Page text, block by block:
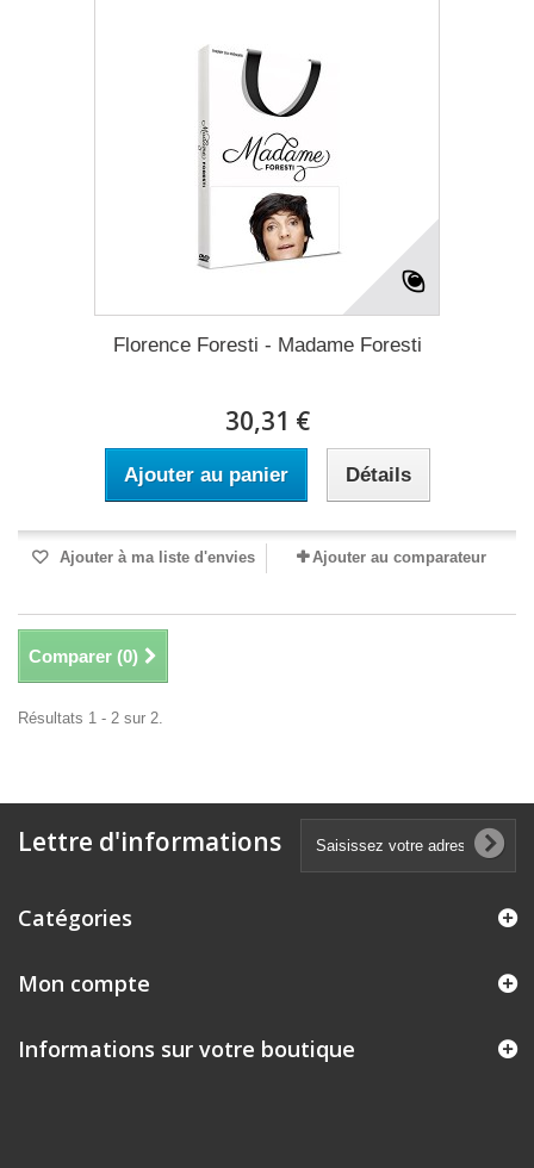
Florence Foresti - Madame Foresti
30,31 €
Ajouter au panier Détails
Ajouter à ma liste d'envies Ajouter au comparateur
Comparer (0)
Résultats 1 - 2 sur 2.
Lettre d'informations
Catégories
Mon compte
Informations sur votre boutique